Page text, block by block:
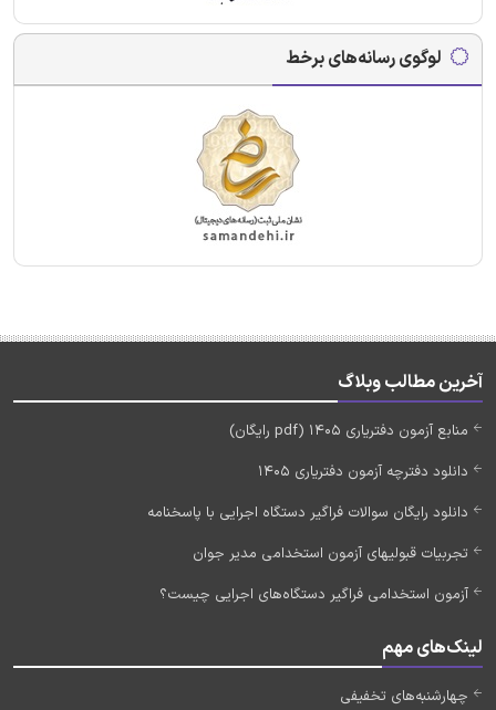
لوگوی رسانه‌های برخط
آخرین مطالب وبلاگ
منابع آزمون دفتریاری 1405 (pdf رایگان)
دانلود دفترچه آزمون دفتریاری 1405
دانلود رایگان سوالات فراگیر دستگاه اجرایی با پاسخنامه
تجربیات قبولیهای آزمون استخدامی مدیر جوان
آزمون استخدامی فراگیر دستگاه‌های اجرایی چیست؟
لینک‌های مهم
چهارشنبه‌های تخفیفی